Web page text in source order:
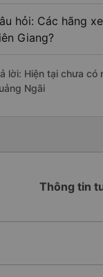
hỏi: Các hãng
Giang?
lời: Hiện tại chưa có
Ngãi
Thông tin